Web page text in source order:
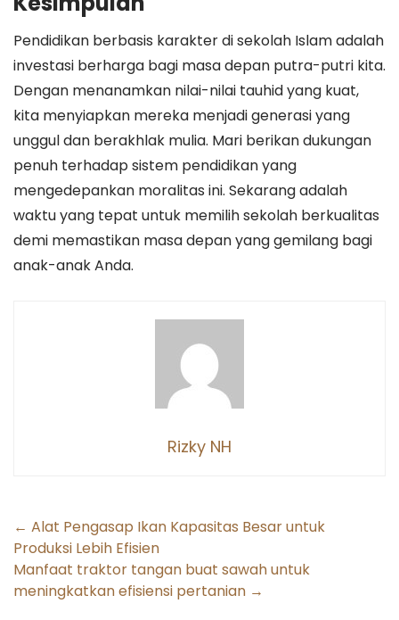
Pendidikan berbasis karakter di sekolah Islam adalah
investasi berharga bagi masa depan putra-putri kita.
Dengan menanamkan nilai-nilai tauhid yang kuat,
kita menyiapkan mereka menjadi generasi yang
unggul dan berakhlak mulia. Mari berikan dukungan
penuh terhadap sistem pendidikan yang
mengedepankan moralitas ini. Sekarang adalah
waktu yang tepat untuk memilih sekolah berkualitas
demi memastikan masa depan yang gemilang bagi
anak-anak Anda.
Rizky NH
Post
navigation
← Alat Pengasap Ikan Kapasitas Besar untuk
Produksi Lebih Efisien
Manfaat traktor tangan buat sawah untuk
meningkatkan efisiensi pertanian →